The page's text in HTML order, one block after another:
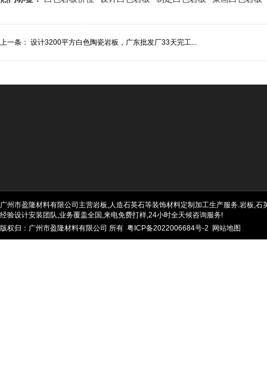
上一条： 设计3200平方白色陶瓷岩板，广东批发厂33天完工...
广州市盈隆材料有限公司主营岩板,人造石英石等装饰材料定制加工生产服务.岩板,
经验设计安装团队,业务覆盖全国,来电免费打样,24小时全天候咨询服务!
版权归：广州市盈隆材料有限公司 所有 粤ICP备2022006684号-2 网站地图